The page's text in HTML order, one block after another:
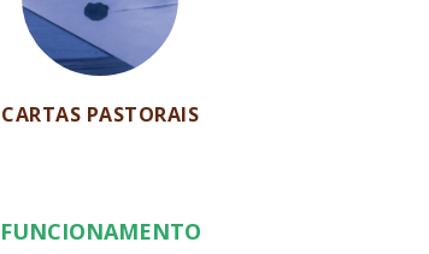
CARTAS PASTORAIS
FUNCIONAMENTO